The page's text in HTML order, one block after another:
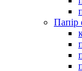
Папір